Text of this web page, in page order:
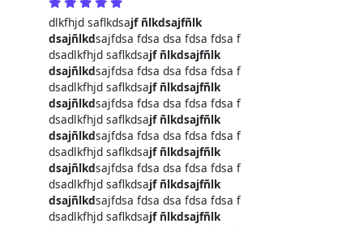
dlkfhjd saflkdsajf ñlkdsajfñlk
dsajñlkdsajfdsa fdsa dsa fdsa fdsa f
dsadlkfhjd saflkdsajf ñlkdsajfñlk
dsajñlkdsajfdsa fdsa dsa fdsa fdsa f
dsadlkfhjd saflkdsajf ñlkdsajfñlk
dsajñlkdsajfdsa fdsa dsa fdsa fdsa f
dsadlkfhjd saflkdsajf ñlkdsajfñlk
dsajñlkdsajfdsa fdsa dsa fdsa fdsa f
dsadlkfhjd saflkdsajf ñlkdsajfñlk
dsajñlkdsajfdsa fdsa dsa fdsa fdsa f
dsadlkfhjd saflkdsajf ñlkdsajfñlk
dsajñlkdsajfdsa fdsa dsa fdsa fdsa f
dsadlkfhjd saflkdsajf ñlkdsajfñlk